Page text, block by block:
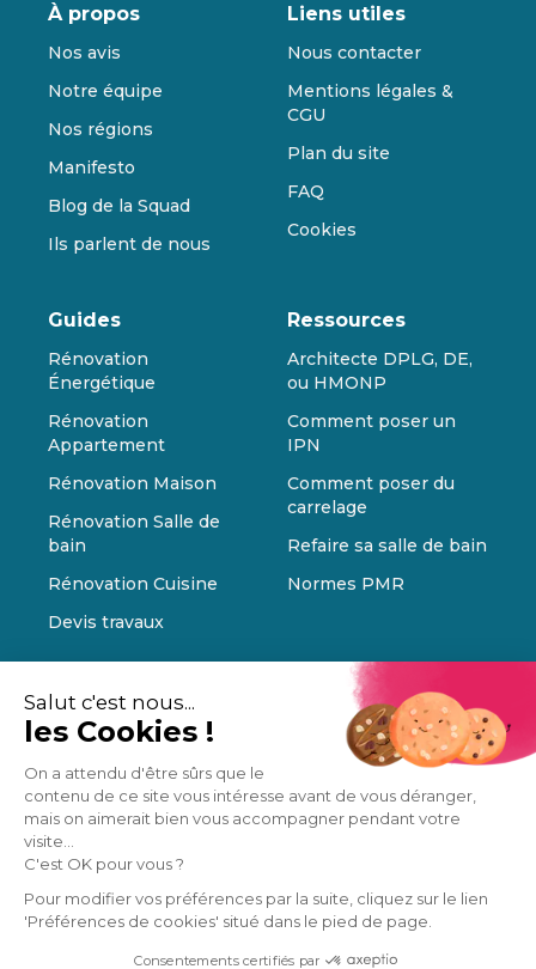
Salut c'est nous...
les Cookies !
On a attendu d'être sûrs que le
contenu de ce site vous intéresse avant de vous déranger,
mais on aimerait bien vous accompagner pendant votre
visite...
C'est OK pour vous ?
Pour modifier vos préférences par la suite, cliquez sur le lien
'Préférences de cookies' situé dans le pied de page.
Consentements certifiés par
À propos
Nos avis
Notre équipe
Nos régions
Manifesto
Blog de la Squad
Ils parlent de nous
Liens utiles
Nous contacter
Mentions légales &
CGU
Plan du site
FAQ
Cookies
Guides
Rénovation
Énergétique
Rénovation
Appartement
Rénovation Maison
Rénovation Salle de
bain
Rénovation Cuisine
Devis travaux
Ressources
Architecte DPLG, DE,
ou HMONP
Comment poser un
IPN
Comment poser du
carrelage
Refaire sa salle de bain
Normes PMR